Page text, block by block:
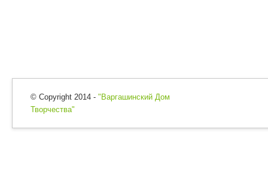
© Copyright 2014 - "Варгашинский Дом
Творчества"